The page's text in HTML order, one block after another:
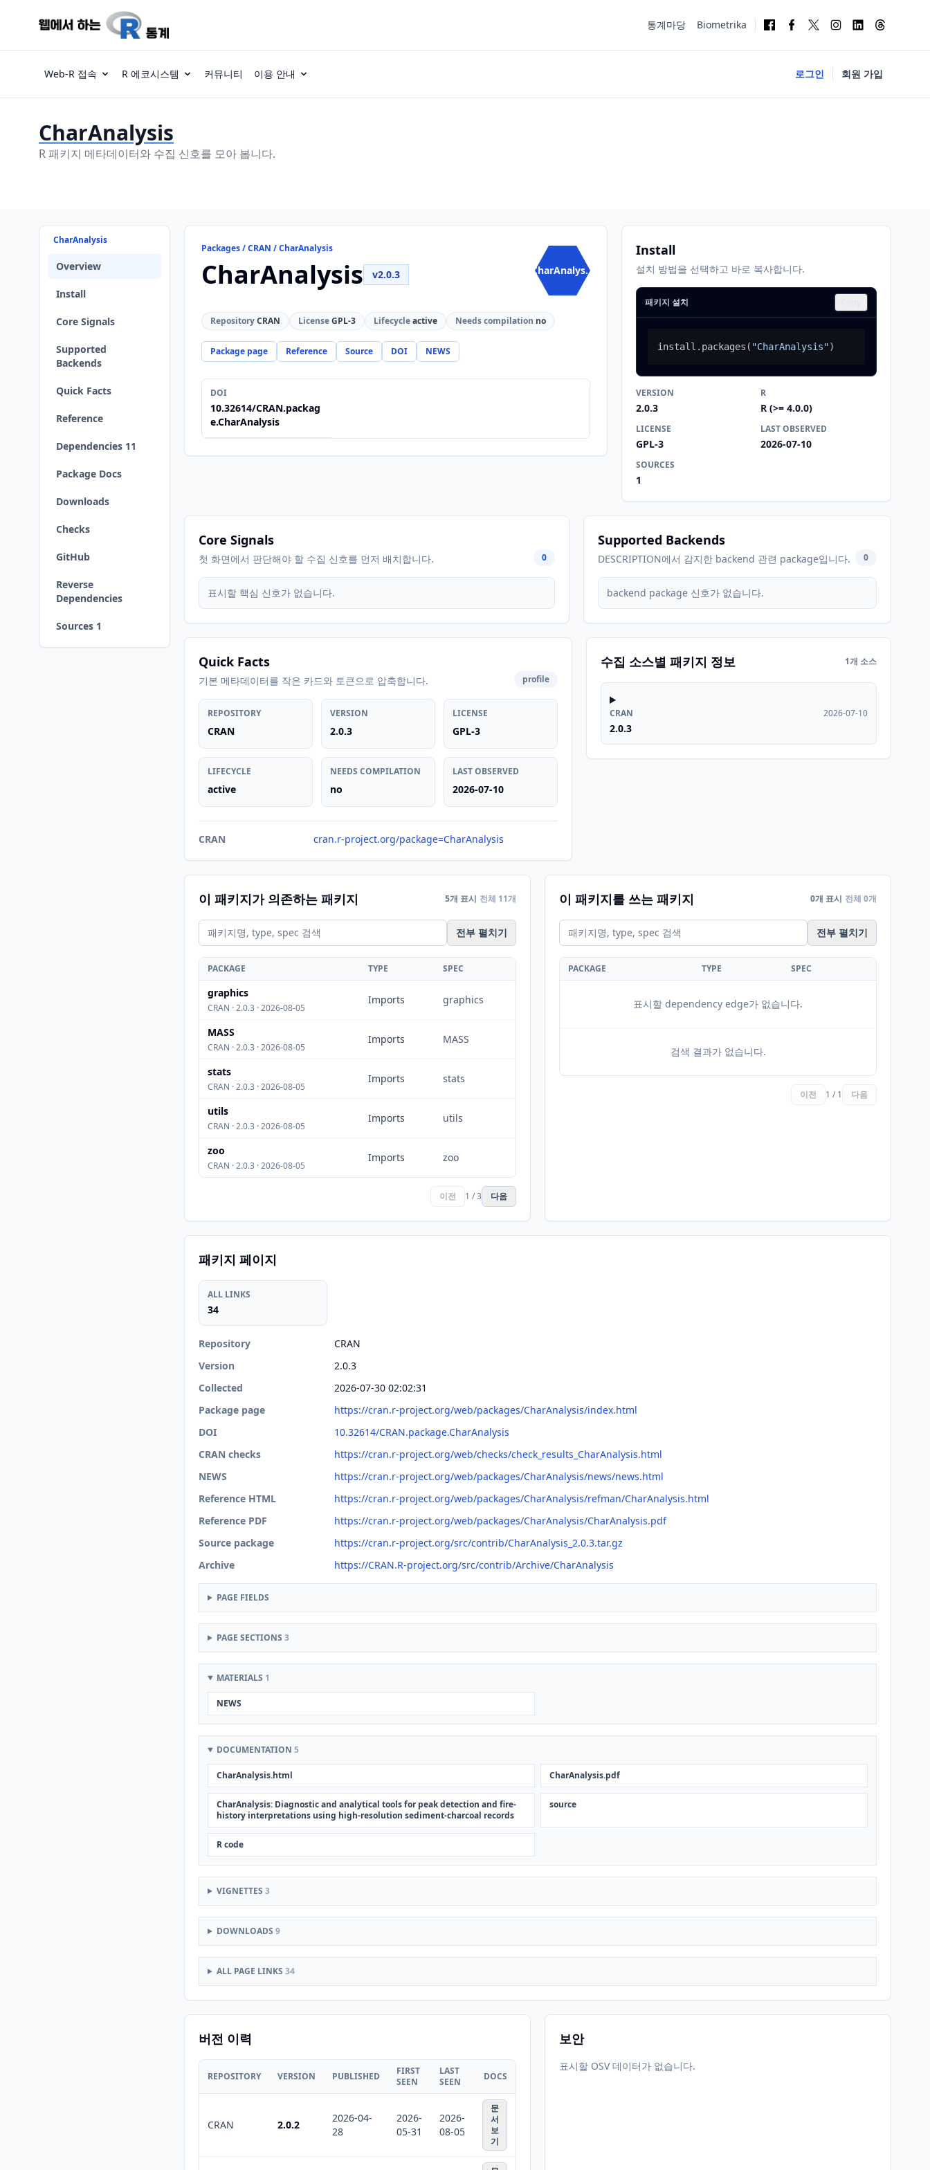
통계마당 Biometrika
Web-R 접속 R 에코시스템 커뮤니티 이용 안내 로그인 회원 가입
CharAnalysis
R 패키지 메타데이터와 수집 신호를 모아 봅니다.
CharAnalysis
Overview
Install
Core Signals
Supported
Backends
Quick Facts
Reference
Dependencies 11
Package Docs
Downloads
Checks
GitHub
Reverse
Dependencies
Sources 1
Packages / CRAN / CharAnalysis
CharAnalysis v2.0.3 CharAnalys...
RepositoryCRAN LicenseGPL-3 Lifecycleactive Needs compilation no
Package page Reference Source DOI NEWS
DOI
10.32614/CRAN.packag
e.CharAnalysis
Install
설치 방법을 선택하고 바로 복사합니다.
패키지 설치
install.packages ( "CharAnalysis")
VERSION
2.0.3
R
R (>= 4.0.0)
LICENSE
GPL-3
LAST OBSERVED
2026-07-10
SOURCES
1
Core Signals
첫 화면에서 판단해야 할 수집 신호를 먼저 배치합니다. 0
표시할 핵심 신호가 없습니다.
Supported Backends
DESCRIPTION에서 감지한 backend 관련 package입니다. 0
backend package 신호가 없습니다.
Quick Facts
기본 메타데이터를 작은 카드와 토큰으로 압축합니다. profile
REPOSITORY
CRAN
VERSION
2.0.3
LICENSE
GPL-3
LIFECYCLE
active
NEEDS COMPILATION
no
LAST OBSERVED
2026-07-10
CRAN cran.r-project.org/package=CharAnalysis
수집 소스별 패키지 정보 1개 소스
CRAN
2.0.3
2026-07-10
이 패키지가 의존하는 패키지 5개 표시 전체 11개
전부 펼치기
PACKAGE TYPE SPEC
graphics
CRAN · 2.0.3 · 2026-08-05
Imports graphics
MASS
CRAN · 2.0.3 · 2026-08-05
Imports MASS
stats
CRAN · 2.0.3 · 2026-08-05
Imports stats
utils
CRAN · 2.0.3 · 2026-08-05
Imports utils
zoo
CRAN · 2.0.3 · 2026-08-05
Imports zoo
이전 1 / 3 다음
이 패키지를 쓰는 패키지 0개 표시 전체 0개
전부 펼치기
PACKAGE TYPE SPEC
표시할 dependency edge가 없습니다.
검색 결과가 없습니다.
이전 1 / 1 다음
패키지 페이지
ALL LINKS
34
Repository
CRAN
Version
2.0.3
Collected
2026-07-30 02:02:31
Package page
https://cran.r-project.org/web/packages/CharAnalysis/index.html
DOI
10.32614/CRAN.package.CharAnalysis
CRAN checks
https://cran.r-project.org/web/checks/check_results_CharAnalysis.html
NEWS
https://cran.r-project.org/web/packages/CharAnalysis/news/news.html
Reference HTML
https://cran.r-project.org/web/packages/CharAnalysis/refman/CharAnalysis.html
Reference PDF
https://cran.r-project.org/web/packages/CharAnalysis/CharAnalysis.pdf
Source package
https://cran.r-project.org/src/contrib/CharAnalysis_2.0.3.tar.gz
Archive
https://CRAN.R-project.org/src/contrib/Archive/CharAnalysis
PAGE FIELDS
PAGE SECTIONS 3
MATERIALS 1
NEWS
DOCUMENTATION 5
CharAnalysis.html CharAnalysis.pdf
CharAnalysis: Diagnostic and analytical tools for peak detection and fire-
history interpretations using high-resolution sediment-charcoal records
source
R code
VIGNETTES 3
DOWNLOADS 9
ALL PAGE LINKS 34
버전 이력
REPOSITORY VERSION PUBLISHED
FIRST
SEEN
LAST
SEEN
DOCS
CRAN 2.0.2
2026-04-
28
2026-
05-31
2026-
08-05
문
서
보
기
보안
표시할 OSV 데이터가 없습니다.